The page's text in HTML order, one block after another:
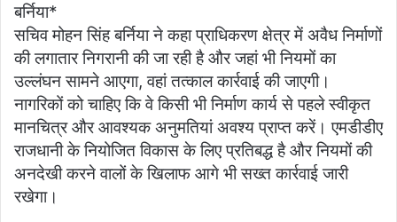
बर्निया*
सचिव मोहन सिंह बर्निया ने कहा प्राधिकरण क्षेत्र में अवैध निर्माणों
की लगातार निगरानी की जा रही है और जहां भी नियमों का
उल्लंघन सामने आएगा, वहां तत्काल कार्रवाई की जाएगी।
नागरिकों को चाहिए कि वे किसी भी निर्माण कार्य से पहले स्वीकृत
मानचित्र और आवश्यक अनुमतियां अवश्य प्राप्त करें। एमडीडीए
राजधानी के नियोजित विकास के लिए प्रतिबद्ध है और नियमों की
अनदेखी करने वालों के खिलाफ आगे भी सख्त कार्रवाई जारी
रखेगा।